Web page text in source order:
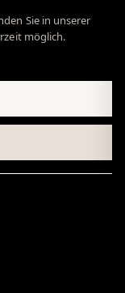
Sie in unserer
möglich.